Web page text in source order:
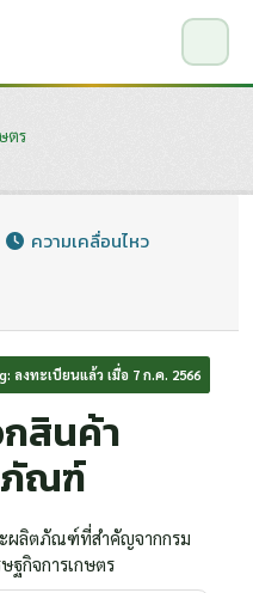
ตร
ความเคลื่อนไหว
ลงทะเบียนแล้ว เมื่อ 7 ก.ค. 2566
สินค้า
ภัณฑ์
ผลิตภัณฑ์ที่สำคัญจากกรม
ฐกิจการเกษตร